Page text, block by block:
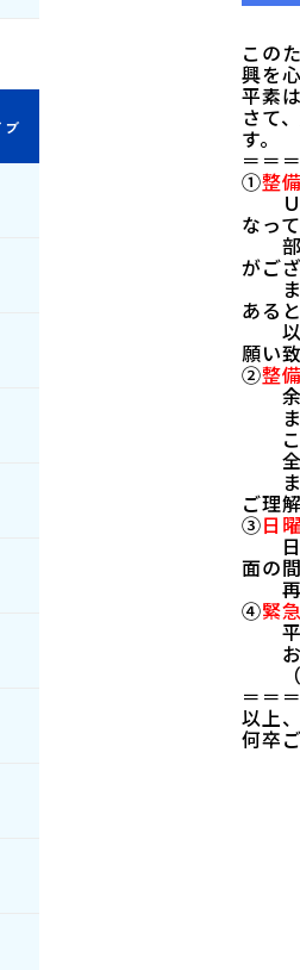
この
興を
平素
さて
す。
＝＝
①整
Ｕ
なっ
部
がご
ま
ある
以
願い
②整
余
ま
こ
全
ま
ご理
③日
日
面の
再
④緊
平
お
（
＝＝
以上
何卒